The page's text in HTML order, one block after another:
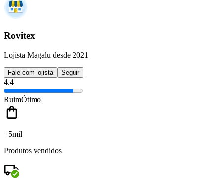
Rovitex
Lojista Magalu desde 2021
Fale com lojista Seguir
4.4
RuimÓtimo
+5mil
Produtos vendidos